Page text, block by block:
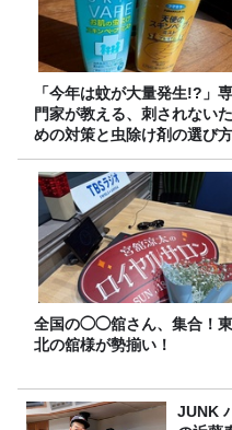
「今年は蚊が大量発生!?」専
門家が教える、刺されないた
めの対策と虫除け剤の選び方
全国の◯◯舘さん、集合！東
北の舘様が勢揃い！
JUNK バナナマン「約３か月ぶりに登場